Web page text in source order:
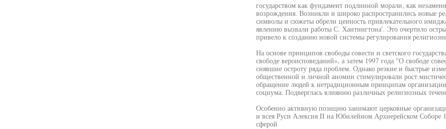
государством как фундамент подлинной морали, как
возрождения. Возникли и широко распространились новые
символы и сюжеты обрели ценность привлекательного
явлению вызвали работы С. Хантингтона'. Это очертило
привело к созданию новой системы регулирования
На основе принципов свободы совести и светского
свободе вероисповеданий», а затем 1997 года "О свободе
снявшие остроту ряда проблем. Однако резкие и быстрые
общественной и личной аномии стимулировали рост
обращение людей к нетрадиционным принципам
социума. Подверглась влиянию различных религиозных
Особенно активную позицию занимают церковные
и всея Руси Алексия II на Юбилейном Архиерейском Соборе
сферой